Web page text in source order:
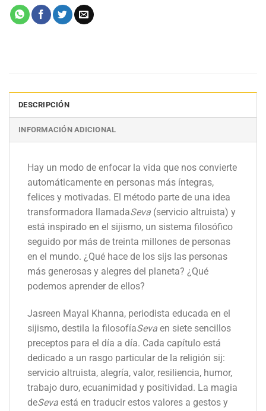
DESCRIPCIÓN
INFORMACIÓN ADICIONAL
Hay un modo de enfocar la vida que nos convierte
automáticamente en personas más íntegras,
felices y motivadas. El método parte de una idea
transformadora llamadaSeva (servicio altruista) y
está inspirado en el sijismo, un sistema filosófico
seguido por más de treinta millones de personas
en el mundo. ¿Qué hace de los sijs las personas
más generosas y alegres del planeta? ¿Qué
podemos aprender de ellos?
Jasreen Mayal Khanna, periodista educada en el
sijismo, destila la filosofíaSeva en siete sencillos
preceptos para el día a día. Cada capítulo está
dedicado a un rasgo particular de la religión sij:
servicio altruista, alegría, valor, resiliencia, humor,
trabajo duro, ecuanimidad y positividad. La magia
deSeva está en traducir estos valores a gestos y